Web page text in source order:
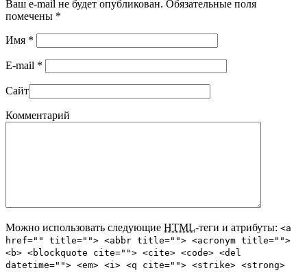
Ваш e-mail не будет опубликован. Обязательные поля
помечены *
Имя *
E-mail *
Сайт
Комментарий
Можно использовать следующие HTML-теги и атрибуты: <a
href="" title=""> <abbr title=""> <acronym title="">
<b> <blockquote cite=""> <cite> <code> <del
datetime=""> <em> <i> <q cite=""> <strike> <strong>